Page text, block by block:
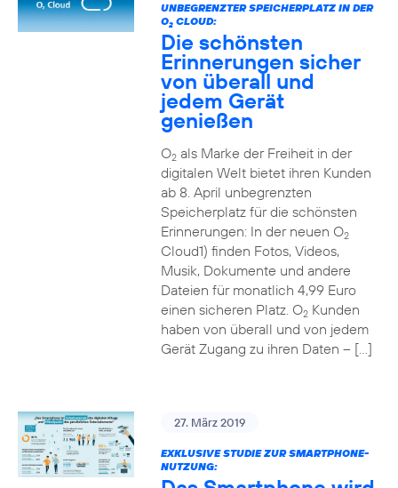
UNBEGRENZTER SPEICHERPLATZ IN DER
O2CLOUD:
Die schönsten
Erinnerungen sicher
von überall und
jedem Gerät
genießen
O2als Marke der Freiheit in der
digitalen Welt bietet ihren Kunden
ab 8. April unbegrenzten
Speicherplatz für die schönsten
Erinnerungen: In der neuen O2
Cloud1) finden Fotos, Videos,
Musik, Dokumente und andere
Dateien für monatlich 4,99 Euro
einen sicheren Platz. O2Kunden
haben von überall und von jedem
Gerät Zugang zu ihren Daten – […]
27. März 2019
EXKLUSIVE STUDIE ZUR SMARTPHONE-
NUTZUNG: